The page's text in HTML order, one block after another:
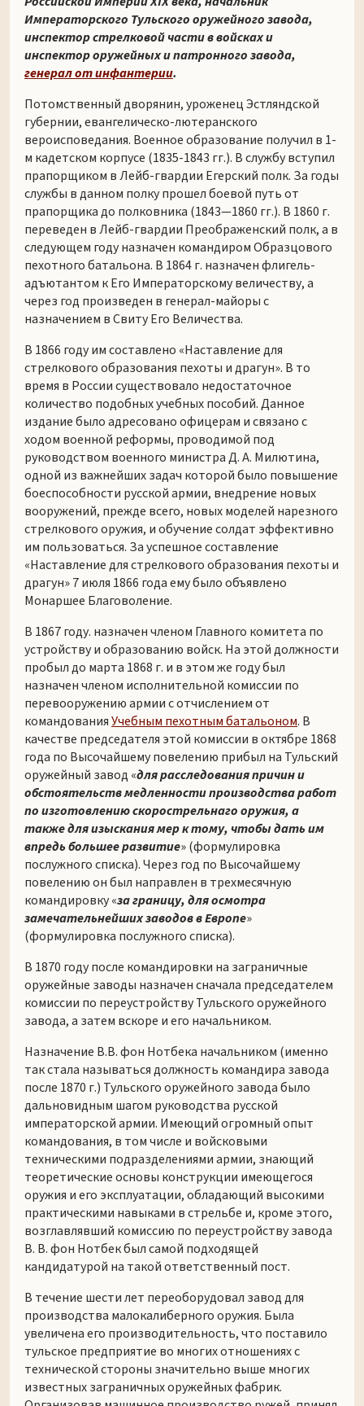
Императорского Тульского оружейного завода,
инспектор стрелковой части в войсках и
инспектор оружейных и патронного завода,
генерал от инфантерии.
Потомственный дворянин, уроженец Эстляндской
губернии, евангелическо-лютеранского
вероисповедания. Военное образование получил в 1-
м кадетском корпусе (1835-1843 гг.). В службу вступил
прапорщиком в Лейб-гвардии Егерский полк. За годы
службы в данном полку прошел боевой путь от
прапорщика до полковника (1843—1860 гг.). В 1860 г.
переведен в Лейб-гвардии Преображенский полк, а в
следующем году назначен командиром Образцового
пехотного батальона. В 1864 г. назначен флигель-
адъютантом к Его Императорскому величеству, а
через год произведен в генерал-майоры с
назначением в Свиту Его Величества.
В 1866 году им составлено «Наставление для
стрелкового образования пехоты и драгун». В то
время в России существовало недостаточное
количество подобных учебных пособий. Данное
издание было адресовано офицерам и связано с
ходом военной реформы, проводимой под
руководством военного министра Д. А. Милютина,
одной из важнейших задач которой было повышение
боеспособности русской армии, внедрение новых
вооружений, прежде всего, новых моделей нарезного
стрелкового оружия, и обучение солдат эффективно
им пользоваться. За успешное составление
«Наставление для стрелкового образования пехоты и
драгун» 7 июля 1866 года ему было объявлено
Монаршее Благоволение.
В 1867 году. назначен членом Главного комитета по
устройству и образованию войск. На этой должности
пробыл до марта 1868 г. и в этом же году был
назначен членом исполнительной комиссии по
перевооружению армии с отчислением от
командованияУчебным пехотным батальоном. В
качестве председателя этой комиссии в октябре 1868
года по Высочайшему повелению прибыл на Тульский
оружейный завод «для расследования причин и
обстоятельств медленности производства работ
по изготовлению скорострельнаго оружия, а
также для изыскания мер к тому, чтобы дать им
впредь большее развитие» (формулировка
послужного списка). Через год по Высочайшему
повелению он был направлен в трехмесячную
командировку «за границу, для осмотра
замечательнейших заводов в Европе»
(формулировка послужного списка).
В 1870 году после командировки на заграничные
оружейные заводы назначен сначала председателем
комиссии по переустройству Тульского оружейного
завода, а затем вскоре и его начальником.
Назначение В.В. фон Нотбека начальником (именно
так стала называться должность командира завода
после 1870 г.) Тульского оружейного завода было
дальновидным шагом руководства русской
императорской армии. Имеющий огромный опыт
командования, в том числе и войсковыми
техническими подразделениями армии, знающий
теоретические основы конструкции имеющегося
оружия и его эксплуатации, обладающий высокими
практическими навыками в стрельбе и, кроме этого,
возглавлявший комиссию по переустройству завода
В. В. фон Нотбек был самой подходящей
кандидатурой на такой ответственный пост.
В течение шести лет переоборудовал завод для
производства малокалиберного оружия. Была
увеличена его производительность, что поставило
тульское предприятие во многих отношениях с
технической стороны значительно выше многих
известных заграничных оружейных фабрик.